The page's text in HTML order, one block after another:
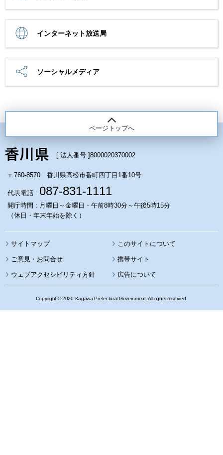
インターネット放送局
ソーシャルメディア
ページトップへ
[ 法人番号 ]8000020370002
〒760-8570 香川県高松市番町四丁目1番10号
代表電話 : 087-831-1111
開庁時間 : 月曜日～金曜日・午前8時30分～午後5時15分
（休日・年末年始を除く）
サイトマップ このサイトについて
携帯サイト
ウェブアクセシビリティ方針 広告について
Copyright © 2020 Kagawa Prefectural Government. All rights reserved.